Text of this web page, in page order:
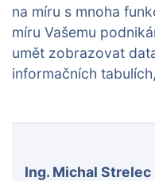
na míru s mnoha
míru Vašemu
umět zobrazovat
informačních
Ing. Michal Strelec